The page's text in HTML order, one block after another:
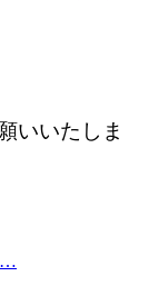
いいたしま
…